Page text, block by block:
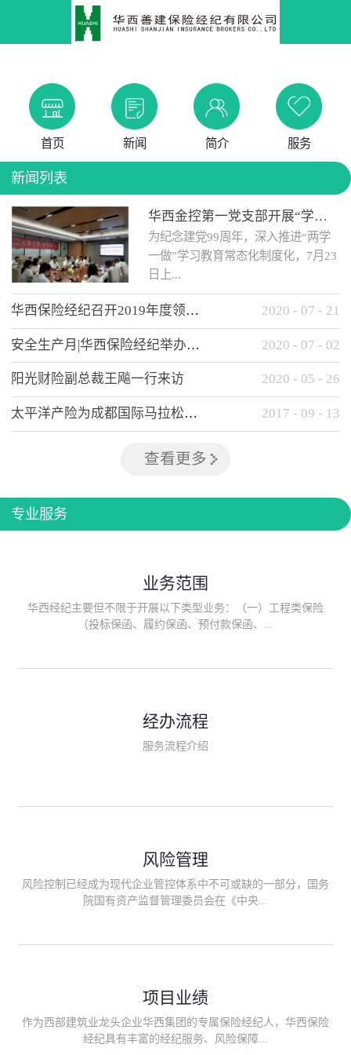
首页 新闻 简介 服务
新闻列表
华西金控第一党支部开展“学党史 知党情 做合格党员”主题教育工作会
为纪念建党99周年，深入推进“两学
一做”学习教育常态化制度化，7月23
日上...
午，华西金控第一党支部举办了“学
党史、知党情、...
华西保险经纪召开2019年度领导班子述职考核工作会 2020 - 07 - 21
安全生产月|华西保险经纪举办应急消防安全知识培训 2020 - 07 - 02
阳光财险副总裁王飚一行来访 2020 - 05 - 26
太平洋产险为成都国际马拉松提供全方位保险保障 2017 - 09 - 13
查看更多
专业服务
业务范围
华西经纪主要但不限于开展以下类型业务：（一）工程类保险
（投标保函、履约保函、预付款保函、...
险、政府公共安全责任保险/自然灾害公众责任保险、精神病监护
人责任险、首台套/首版次保险、科技保险等）；（三）传统财产
险产品；（六）保险招投标业务。随着业务的开展，华西经纪会
供专业、优质的保险经纪服务。
经办流程
服务流程介绍
风险管理
风险控制已经成为现代企业管控体系中不可或缺的一部分，国务
院国有资产监督管理委员会在《中央...
能够为客户降低风险管理成本，提高经营效率；能够为企业提供
从风险评估、风险分析、风险防范、风险转移到灾后防损、索赔
等全方位、全过程、专家式的服务，拓展和深化由保险公司提供
项目业绩
作为西部建筑业龙头企业华西集团的专属保险经纪人，华西保险
经纪具有丰富的经纪服务、风险保障...